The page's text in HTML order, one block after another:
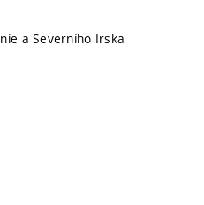
a Severního Irska